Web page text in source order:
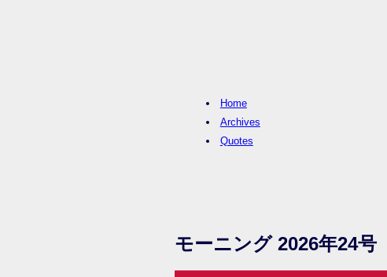
Home
Archives
Quotes
モーニング 2026年24号